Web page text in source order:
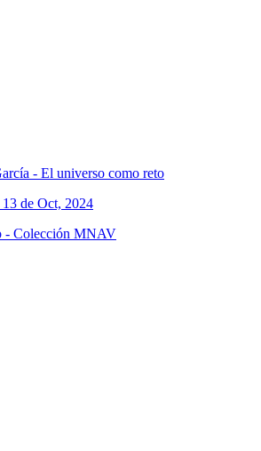
- El universo como reto
de Oct, 2024